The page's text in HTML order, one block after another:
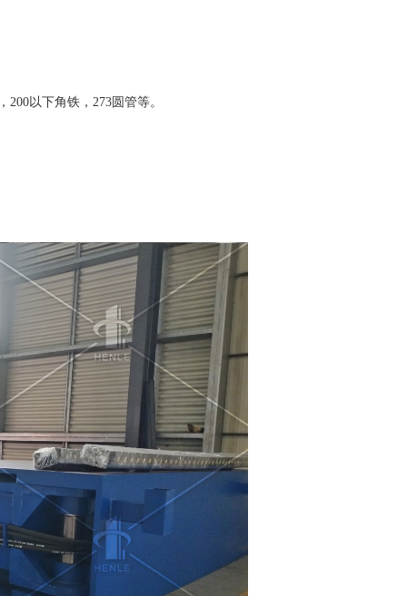
以下角铁，273圆管等。